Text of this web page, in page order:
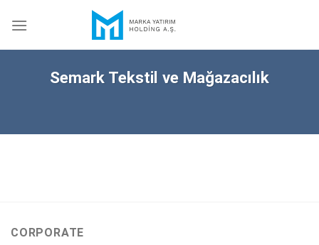
Semark Tekstil ve Mağazacılık
CORPORATE